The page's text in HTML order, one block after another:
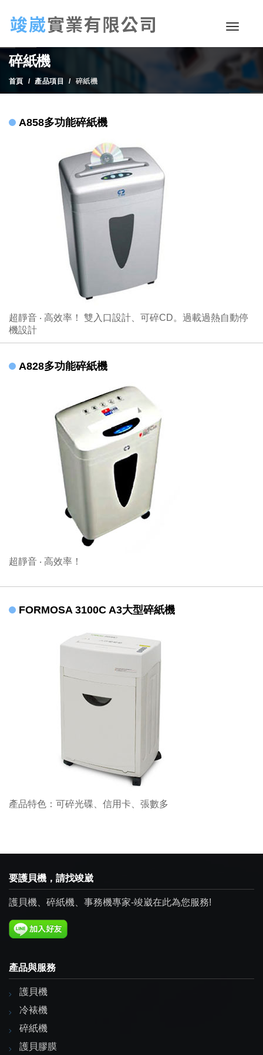
碎紙機
首頁 產品項目 碎紙機
A858多功能碎紙機
超靜音 ‧ 高效率！ 雙入口設計、可碎CD。過載過熱自動停
機設計
A828多功能碎紙機
超靜音 ‧ 高效率！
FORMOSA 3100C A3大型碎紙機
產品特色：可碎光碟、信用卡、張數多
要護貝機，請找竣崴
護貝機、碎紙機、事務機專家-竣崴在此為您服務!
產品與服務
護貝機
冷裱機
碎紙機
護貝膠膜